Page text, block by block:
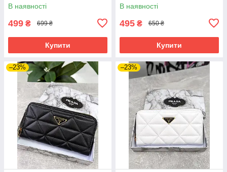
В наявності
499 ₴ 699 ₴
Купити
В наявності
495 ₴ 650 ₴
Купити
–23% –23%